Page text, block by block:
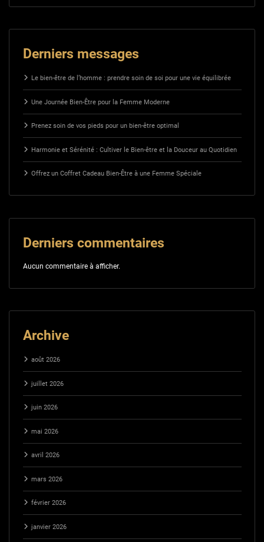
Derniers messages
Le bien-être de l’homme : prendre soin de soi pour une vie équilibrée
Une Journée Bien-Être pour la Femme Moderne
Prenez soin de vos pieds pour un bien-être optimal
Harmonie et Sérénité : Cultiver le Bien-être et la Douceur au Quotidien
Offrez un Coffret Cadeau Bien-Être à une Femme Spéciale
Derniers commentaires
Aucun commentaire à afficher.
Archive
août 2026
juillet 2026
juin 2026
mai 2026
avril 2026
mars 2026
février 2026
janvier 2026